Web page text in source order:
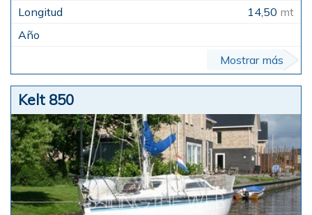
14,50 mt
Mostrar más
Kelt 850